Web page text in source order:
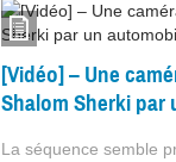
[Vidéo] – Une
Shalom Sherki par
La séquence semble